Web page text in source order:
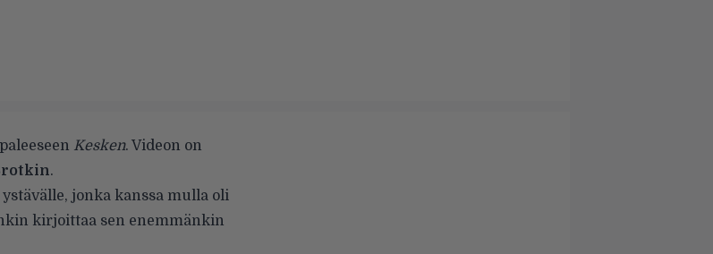
Kesken. Videon on
.
jonka kanssa mulla oli
kirjoittaa sen enemmänkin